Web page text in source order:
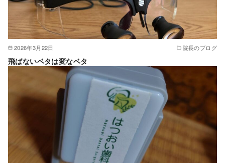
2026年3月22日 院長のブログ
飛ばないベタは変なベタ